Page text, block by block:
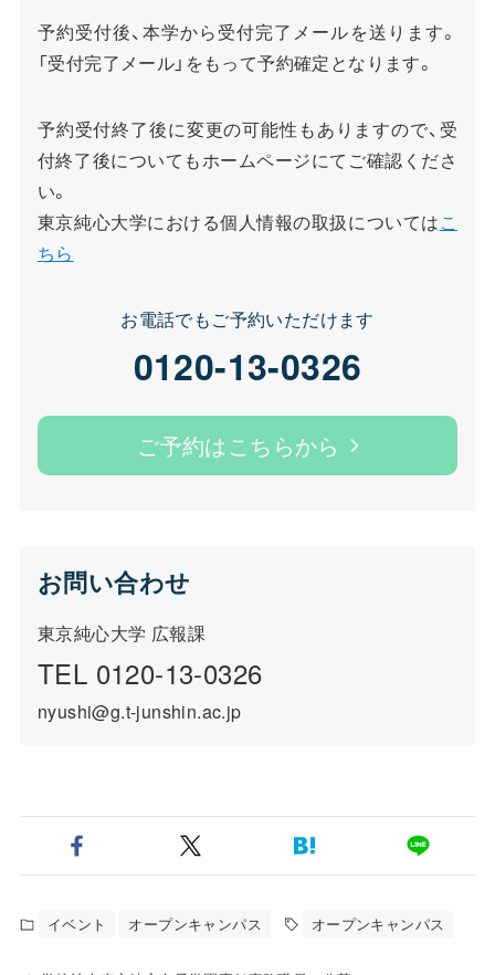
予約受付後、本学から受付完了メールを送ります。
「受付完了メール」をもって予約確定となります。
予約受付終了後に変更の可能性もありますので、受
付終了後についてもホームページにてご確認くださ
い。
東京純心大学における個人情報の取扱についてはこ
ちら
お電話でもご予約いただけます
0120-13-0326
ご予約はこちらから
お問い合わせ
東京純心大学 広報課
TEL 0120-13-0326
nyushi@g.t-junshin.ac.jp
イベント オープンキャンパス オープンキャンパス